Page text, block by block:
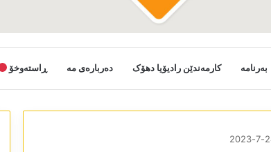
بەرنامە کارمەندێن رادیۆیا دھۆک دەربارەی مە ڕاستەوخۆ